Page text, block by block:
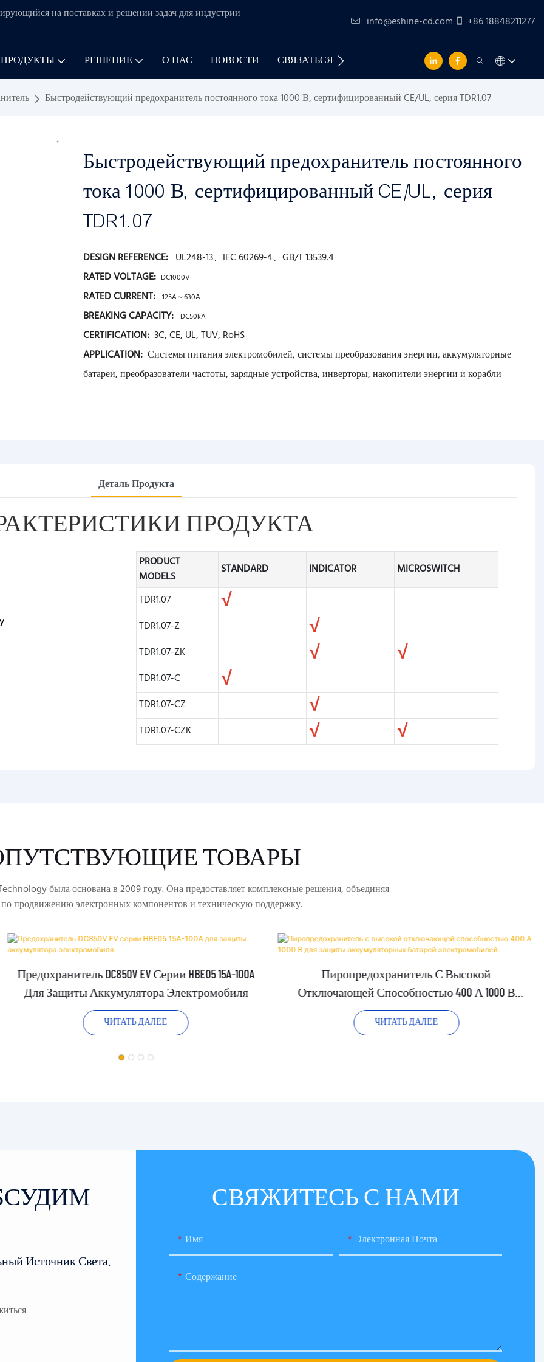
на поставках и решении задач дляиндустрии
info@eshine-cd.com +86 18848211277
РЕШЕНИЕ О НАС НОВОСТИ СВЯЗАТЬСЯ С НАМИ
Быстродействующий предохранитель постоянного тока 1000 В, сертифицированный CE/UL, серия TDR1.07
Быстродействующий предохранитель постоянного
тока 1000 В, сертифицированный CE/UL, серия
TDR1.07
DESIGN REFERENCE: UL248-13、IEC 60269-4、GB/T 13539.4
RATED VOLTAGE: DC1000V
RATED CURRENT: 125A～630A
BREAKING CAPACITY: DC50kA
CERTIFICATION: 3C, CE, UL, TUV, RoHS
APPLICATION: Системы питания электромобилей, системы преобразования энергии, аккумуляторные
батареи, преобразователи частоты, зарядные устройства, инверторы, накопители энергии и корабли
Деталь Продукта
ПРОДУКТА
PRODUCT
MODELS
STANDARD INDICATOR
MICROSWITCH
TDR1.07
√
TDR1.07-Z √
TDR1.07-ZK √ √
TDR1.07-C √
TDR1.07-CZ √
TDR1.07-CZK √ √
ТОВАРЫ
была основана в 2009 году. Она предоставляет комплексные решения, объединяя
продвижению электронных компонентов и техническую поддержку.
Предохранитель DC850V EV Серии HBE05 15A-100A
Для Защиты Аккумулятора Электромобиля
ЧИТАТЬ ДАЛЕЕ
Пиропредохранитель С Высокой
Отключающей Способностью 400 А 1000 В
Для Защиты Аккумуляторных Батарей
Электромобилей.
ЧИТАТЬ ДАЛЕЕ
Источник Света.
СВЯЖИТЕСЬ С НАМИ
Имя Электронная Почта
Содержание